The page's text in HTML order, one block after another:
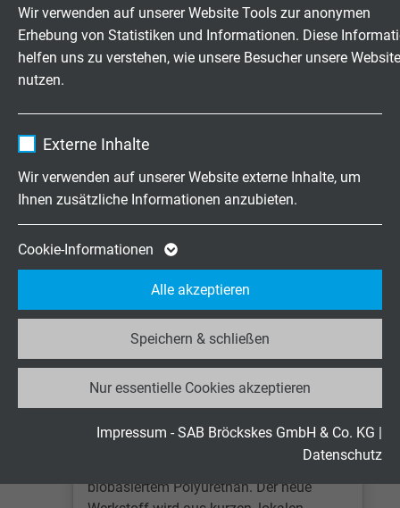
Laufzeit 1 Jahr
Wir verwenden auf unserer Website Tools zur anonymen
Erhebung von Statistiken und Informationen. Diese
helfen uns zu verstehen, wie unsere Besucher unsere Website
nutzen.
Laufzeit 2 Jahre
Zweck
Cookie von Google für Website-Analysen.
Erzeugt statistische Daten darüber, wie der
Besucher die Website nutzt.
_ga_JL6KH9WKZ9, Google Analytics
Google LLC
2 Jahre
Erzeugt statistische Daten darüber, wie der
Externe Inhalte
Wir verwenden auf unserer Website externe Inhalte, um
Ihnen zusätzliche Informationen anzubieten.
Cookie-Informationen
Nur essentielle Cookies akzeptieren
Speichern & schließen
Alle akzeptieren
Impressum - SAB Bröckskes GmbH & Co. KG |
Datenschutz
BAUMA
07. - 13. April 2025 in München
SABORGANIC: NACHHALTIGES
KABELDESIGN MIT
VERBESSERTEM CO2-
FUSSABDRUCK
Die schleppkettenfähige, 60°/m-
tordierbare Leitung SABorganic S 1000
verfügt über einen Außenmantel aus
biobasiertem Polyurethan. Der neue